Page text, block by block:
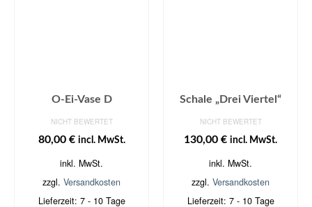
O-Ei-Vase D
NICHT BEWERTET
80,00 € incl. MwSt.
inkl. MwSt.
zzgl. Versandkosten
Lieferzeit: 7 - 10 Tage
Schale „Drei Viertel“
NICHT BEWERTET
130,00 € incl. MwSt.
inkl. MwSt.
zzgl. Versandkosten
Lieferzeit: 7 - 10 Tage